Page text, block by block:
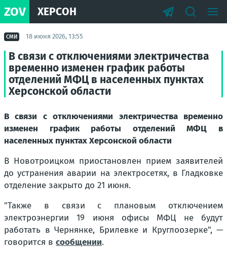
ZOV ХЕРСОН
СМИ 18 июня 2026, 13:55
В связи с отключениями электричества
временно изменен график работы
отделений МФЦ в населенных пунктах
Херсонской области
В связи с отключениями электричества временно
изменен график работы отделений МФЦ в
населенных пунктах Херсонской области
В Новотроицком приостановлен прием заявителей
до устранения аварии на электросетях, в Гладковке
отделение закрыто до 21 июня.
"Также в связи с плановым отключением
электроэнергии 19 июня офисы МФЦ не будут
работать в Чернянке, Брилевке и Круглоозерке", —
говорится в сообщении.